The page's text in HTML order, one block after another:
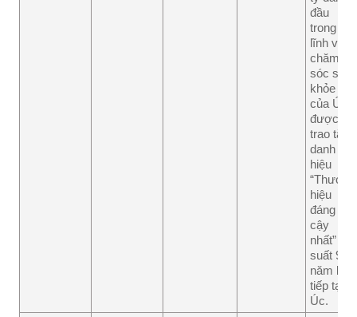
đầu
trong
lĩnh vực
chăm
sóc sức
khỏe
của Úc,
được
trao tặng
danh
hiệu
“Thương
hiệu
đáng tin
cậy
nhất”
suất 9
năm liên
tiếp tại
Úc.